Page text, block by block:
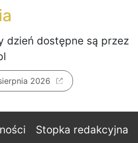
dzień dostępne są przez
2026
Stopka redakcyjna